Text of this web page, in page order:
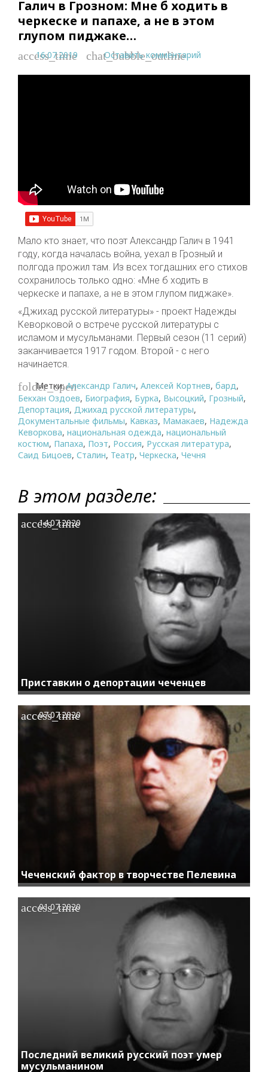
Галич в Грозном: Мне б ходить в
черкеске и папахе, а не в этом
глупом пиджаке…
access_time
16.07.2019 chat_bubble_outline
Оставить комментарий
Мало кто знает, что поэт Александр Галич в 1941
году, когда началась война, уехал в Грозный и
полгода прожил там. Из всех тогдашних его стихов
сохранилось только одно: «Мне б ходить в
черкеске и папахе, а не в этом глупом пиджаке».
«Джихад русской литературы» - проект Надежды
Кеворковой о встрече русской литературы с
исламом и мусульманами. Первый сезон (11 серий)
заканчивается 1917 годом. Второй - с него
начинается.
folder_open
Метки:Александр Галич, Алексей Кортнев, бард,
Бекхан Оздоев, Биография, Бурка, Высоцкий, Грозный,
Депортация, Джихад русской литературы,
Документальные фильмы, Кавказ, Мамакаев, Надежда
Кеворкова, национальная одежда, национальный
костюм, Папаха, Поэт, Россия, Русская литература,
Саид Бицоев, Сталин, Театр, Черкеска, Чечня
В этом разделе:
Приставкин о депортации чеченцев
access_time
14.07.2020
Чеченский фактор в творчестве Пелевина
access_time
07.07.2020
Последний великий русский поэт умер
мусульманином
access_time
01.07.2020